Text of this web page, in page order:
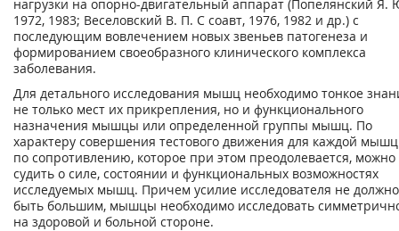
нагрузки на опорно-двигательный аппарат (Попелянский Я.
1972, 1983; Веселовский В. П. С соавт, 1976, 1982 и др.) с
последующим вовлечением новых звеньев патогенеза и
формированием своеобразного клинического комплекса
заболевания.
Для детального исследования мышц необходимо тонкое
не только мест их прикрепления, но и функционального
назначения мышцы или определенной группы мышц. По
характеру совершения тестового движения для каждой
по сопротивлению, которое при этом преодолевается, можно
судить о силе, состоянии и функциональных возможностях
исследуемых мышц. Причем усилие исследователя не должно
быть большим, мышцы необходимо исследовать
на здоровой и больной стороне.